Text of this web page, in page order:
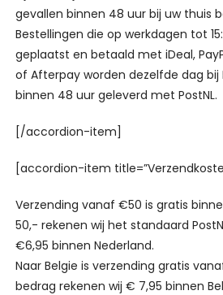
gevallen binnen 48 uur bij uw thuis
Bestellingen die op werkdagen tot
geplaatst en betaald met iDeal,
of Afterpay worden dezelfde dag bij
binnen 48 uur geleverd met PostNL.
[/accordion-item]
[accordion-item
Verzending vanaf €50 is gratis
50,- rekenen wij het standaard
€6,95 binnen Nederland.
Naar Belgie is verzending gratis
bedrag rekenen wij € 7,95 binnen